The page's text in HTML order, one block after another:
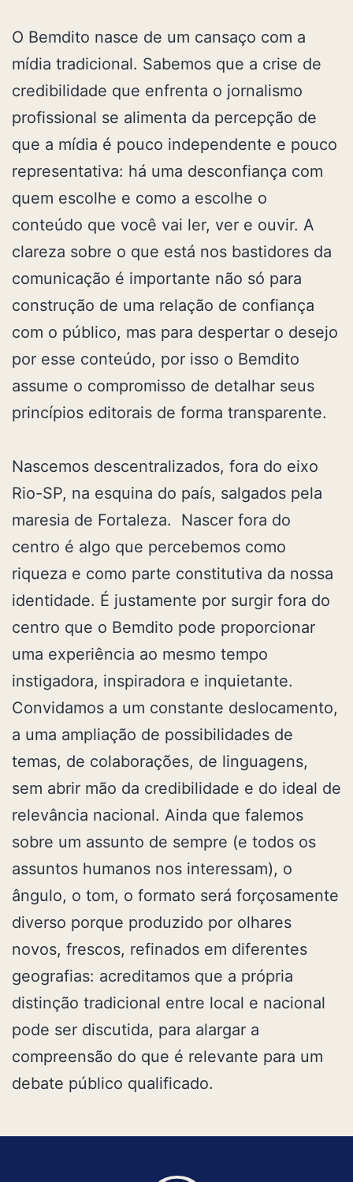
O Bemdito nasce de um cansaço com a
mídia tradicional. Sabemos que a crise de
credibilidade que enfrenta o jornalismo
profissional se alimenta da percepção de
que a mídia é pouco independente e pouco
representativa: há uma desconfiança com
quem escolhe e como a escolhe o
conteúdo que você vai ler, ver e ouvir. A
clareza sobre o que está nos bastidores da
comunicação é importante não só para
construção de uma relação de confiança
com o público, mas para despertar o desejo
por esse conteúdo, por isso o Bemdito
assume o compromisso de detalhar seus
princípios editorais de forma transparente.
Nascemos descentralizados, fora do eixo
Rio-SP, na esquina do país, salgados pela
maresia de Fortaleza. Nascer fora do
centro é algo que percebemos como
riqueza e como parte constitutiva da nossa
identidade. É justamente por surgir fora do
centro que o Bemdito pode proporcionar
uma experiência ao mesmo tempo
instigadora, inspiradora e inquietante.
Convidamos a um constante deslocamento,
a uma ampliação de possibilidades de
temas, de colaborações, de linguagens,
sem abrir mão da credibilidade e do ideal de
relevância nacional. Ainda que falemos
sobre um assunto de sempre (e todos os
assuntos humanos nos interessam), o
ângulo, o tom, o formato será forçosamente
diverso porque produzido por olhares
novos, frescos, refinados em diferentes
geografias: acreditamos que a própria
distinção tradicional entre local e nacional
pode ser discutida, para alargar a
compreensão do que é relevante para um
debate público qualificado.